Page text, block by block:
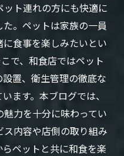
ト連れの方にも快適に
。ペットは家族の一員
食事を楽しみたいとい
で、和食店ではペット
置、衛生管理の徹底な
ます。本ブログでは、
力を十分に味わってい
内容や店側の取り組み
ペットと共に和食を楽